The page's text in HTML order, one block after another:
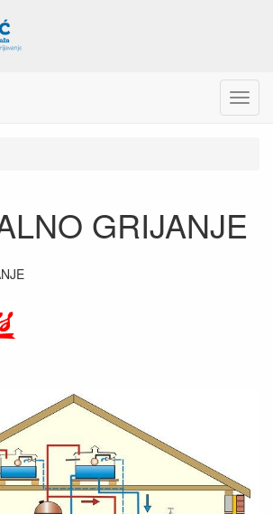
Menu
GRIJANJE